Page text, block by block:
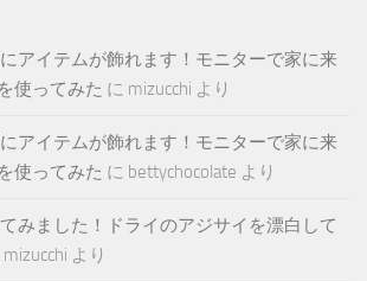
アイテムが飾れます！モニターで家に来
使ってみた に mizucchi より
アイテムが飾れます！モニターで家に来
使ってみた に bettychocolate より
みました！ドライのアジサイを漂白して
mizucchi より